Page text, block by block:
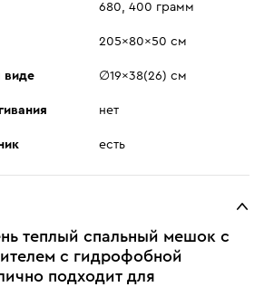
680, 400 грамм
205x80x50 см
виде ∅19x38(26) см
нет
есть
теплый спальный мешок с
с гидрофобной
подходит для